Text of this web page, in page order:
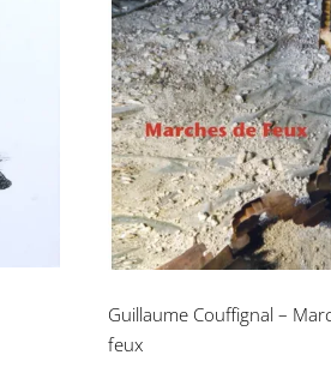
Guillaume
Marches de
Guillaume Couffignal –
feux